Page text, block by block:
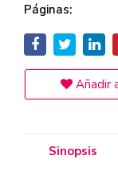
Páginas:
Añadir
Sinopsis